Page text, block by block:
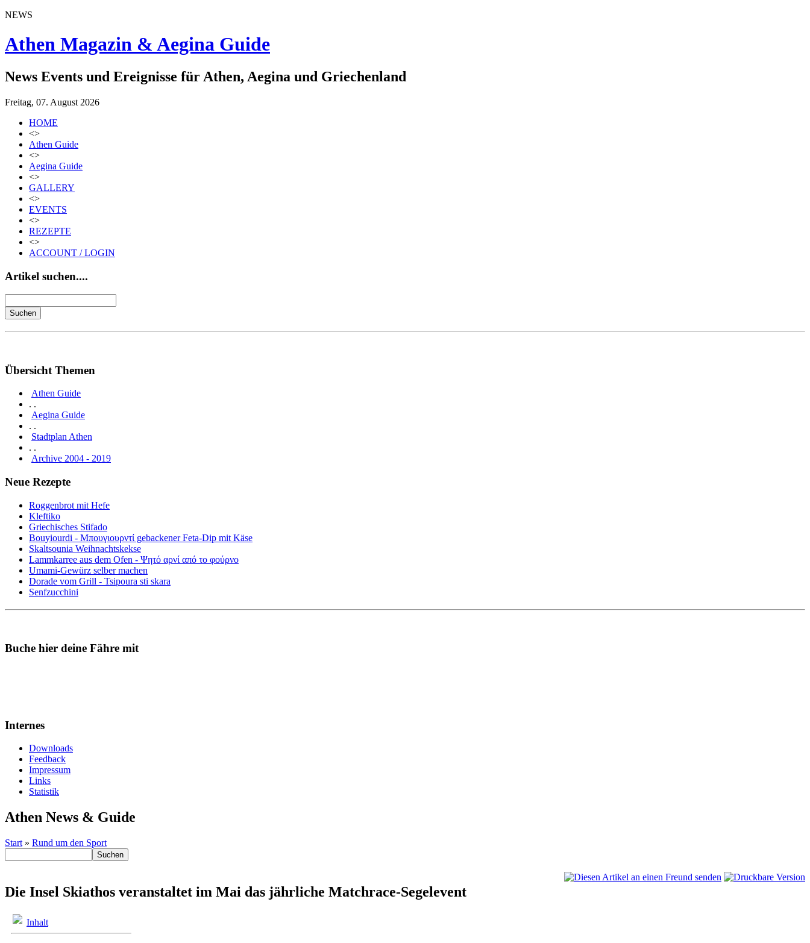
NEWS
Athen Magazin & Aegina Guide
News Events und Ereignisse für Athen, Aegina und Griechenland
Freitag, 07. August 2026
HOME
<>
Athen Guide
<>
Aegina Guide
<>
GALLERY
<>
EVENTS
<>
REZEPTE
<>
ACCOUNT / LOGIN
Artikel suchen....
Übersicht Themen
Athen Guide
. .
Aegina Guide
. .
Stadtplan Athen
. .
Archive 2004 - 2019
Neue Rezepte
Roggenbrot mit Hefe
Kleftiko
Griechisches Stifado
Bouyiourdi - Μπουγιουρντί gebackener Feta-Dip mit Käse
Skaltsounia Weihnachtskekse
Lammkarree aus dem Ofen - Ψητό αρνί από το φούρνο
Umami-Gewürz selber machen
Dorade vom Grill - Tsipoura sti skara
Senfzucchini
Buche hier deine Fähre mit
Internes
Downloads
Feedback
Impressum
Links
Statistik
Athen News & Guide
Start » Rund um den Sport
Die Insel Skiathos veranstaltet im Mai das jährliche Matchrace-Segelevent
Inhalt